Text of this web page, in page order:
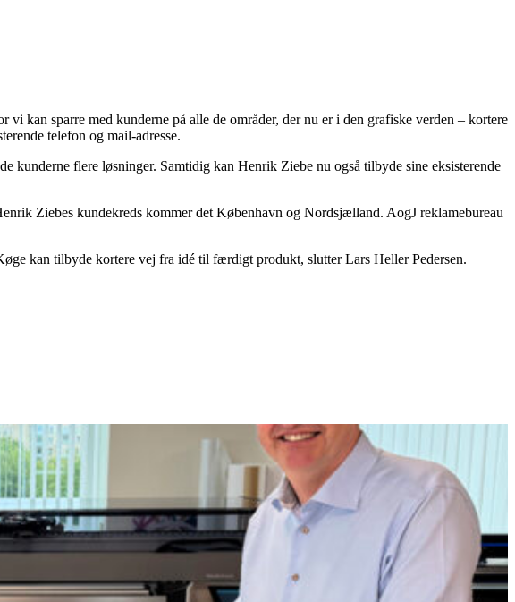
kan sparre med kunderne på alle de områder, der nu er i den grafiske verden – kortere
telefon og mail-adresse.
flere løsninger. Samtidig kan Henrik Ziebe nu også tilbyde sine eksisterende
Ziebes kundekreds kommer det København og Nordsjælland. AogJ reklamebureau
kan tilbyde kortere vej fra idé til færdigt produkt, slutter Lars Heller Pedersen.